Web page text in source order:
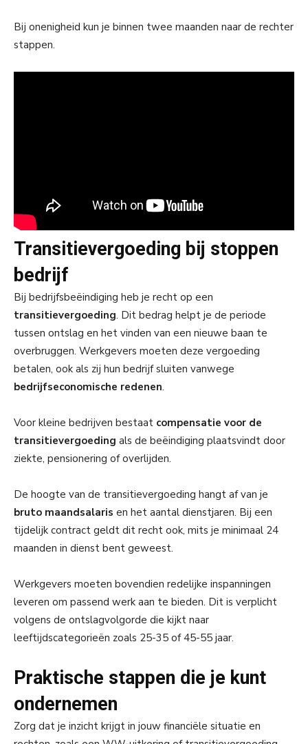
Bij onenigheid kun je binnen twee maanden naar de rechter
stappen.
Transitievergoeding bij stoppen
bedrijf
Bij bedrijfsbeëindiging heb je recht op een
transitievergoeding. Dit bedrag helpt je de periode
tussen ontslag en het vinden van een nieuwe baan te
overbruggen. Werkgevers moeten deze vergoeding
betalen, ook als zij hun bedrijf sluiten vanwege
bedrijfseconomische redenen.
Voor kleine bedrijven bestaat compensatie voor de
transitievergoeding als de beëindiging plaatsvindt door
ziekte, pensionering of overlijden.
De hoogte van de transitievergoeding hangt af van je
bruto maandsalaris en het aantal dienstjaren. Bij een
tijdelijk contract geldt dit recht ook, mits je minimaal 24
maanden in dienst bent geweest.
Werkgevers moeten bovendien redelijke inspanningen
leveren om passend werk aan te bieden. Dit is verplicht
volgens de ontslagvolgorde die kijkt naar
leeftijdscategorieën zoals 25-35 of 45-55 jaar.
Praktische stappen die je kunt
ondernemen
Zorg dat je inzicht krijgt in jouw financiële situatie en